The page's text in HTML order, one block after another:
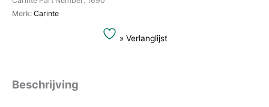
Merk: Carinte
» Verlanglijst
Beschrijving